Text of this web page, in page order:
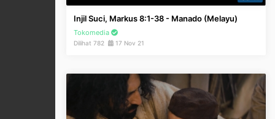
Injil Suci, Markus 8:1-38 - Manado (Melayu)
Tokomedia
Dilihat 782 17 Nov 21